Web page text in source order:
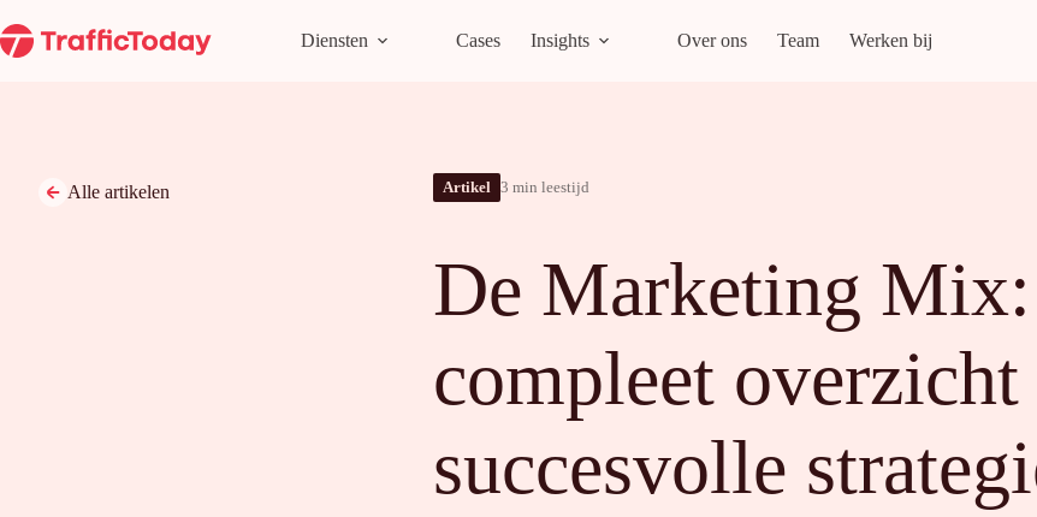
naar
de
Diensten Cases Insights Over ons Team Werken bij
Alle artikelen Artikel 3 min leestijd
De Marketing Mix:
compleet
succesvolle